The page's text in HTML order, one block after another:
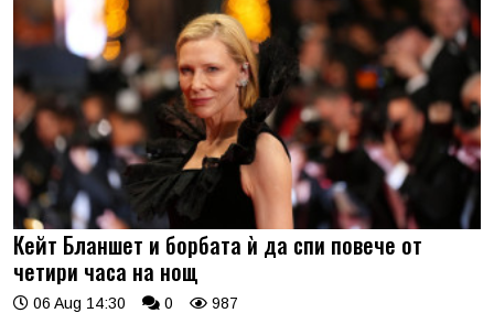
Кейт Бланшет и борбата ѝ да спи повече от
четири часа на нощ
06 Aug 14:30 0 987